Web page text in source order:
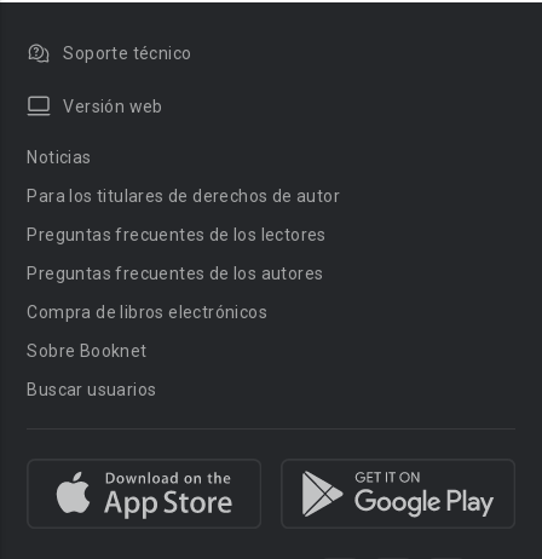
Soporte técnico
Versión web
Noticias
Para los titulares de derechos de autor
Preguntas frecuentes de los lectores
Preguntas frecuentes de los autores
Compra de libros electrónicos
Sobre Booknet
Buscar usuarios